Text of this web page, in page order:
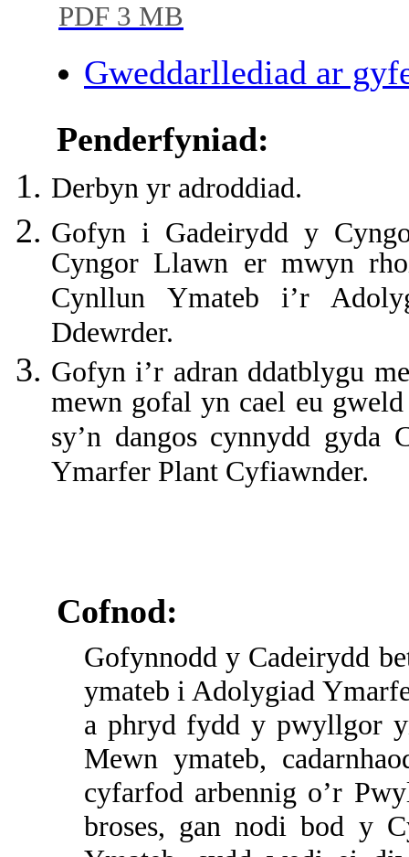
PDF 3 MB
Gweddarllediad ar
Penderfyniad:
Derbyn yr adroddiad.
Gofyn i Gadeirydd y
Cyngor Llawn er mwyn
Cynllun Ymateb i’r
Ddewrder.
Gofyn i’r adran ddatblygu
mewn gofal yn cael eu
sy’n dangos cynnydd gyda
Ymarfer Plant Cyfiawnder.
Cofnod:
Gofynnodd y Cadeirydd
ymateb i Adolygiad
a phryd fydd y pwyllgor
Mewn ymateb,
cyfarfod arbennig o’r
broses, gan nodi bod y